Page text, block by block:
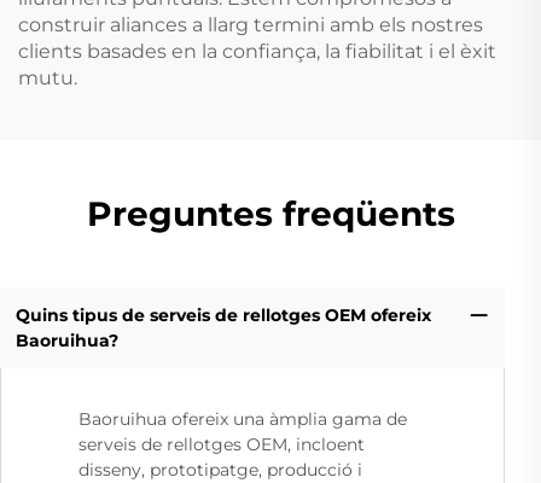
construir aliances a llarg termini amb els nostres
clients basades en la confiança, la fiabilitat i el èxit
mutu.
Preguntes freqüents
Quins tipus de serveis de rellotges OEM ofereix
Baoruihua?
Baoruihua ofereix una àmplia gama de
serveis de rellotges OEM, incloent
disseny, prototipatge, producció i